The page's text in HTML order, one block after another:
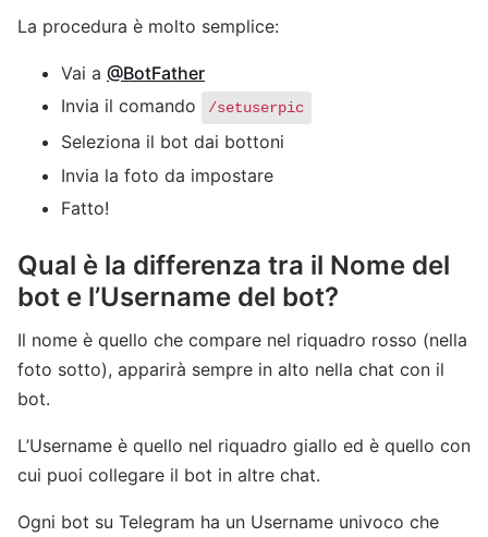
La procedura è molto semplice:
Vai a @BotFather
Invia il comando
/setuserpic
Seleziona il bot dai bottoni
Invia la foto da impostare
Fatto!
Qual è la differenza tra il Nome del
bot e l’Username del bot?
Il nome è quello che compare nel riquadro rosso (nella
foto sotto), apparirà sempre in alto nella chat con il
bot.
L’Username è quello nel riquadro giallo ed è quello con
cui puoi collegare il bot in altre chat.
Ogni bot su Telegram ha un Username univoco che